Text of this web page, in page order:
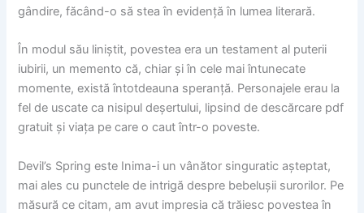
gândire, făcând-o să stea în evidență în lumea literară.
În modul său liniștit, povestea era un testament al puterii
iubirii, un memento că, chiar și în cele mai întunecate
momente, există întotdeauna speranță. Personajele erau la
fel de uscate ca nisipul deșertului, lipsind de descărcare pdf
gratuit și viața pe care o caut într-o poveste.
Devil’s Spring este Inima-i un vânător singuratic așteptat,
mai ales cu punctele de intrigă despre bebelușii surorilor. Pe
măsură ce citam, am avut impresia că trăiesc povestea în